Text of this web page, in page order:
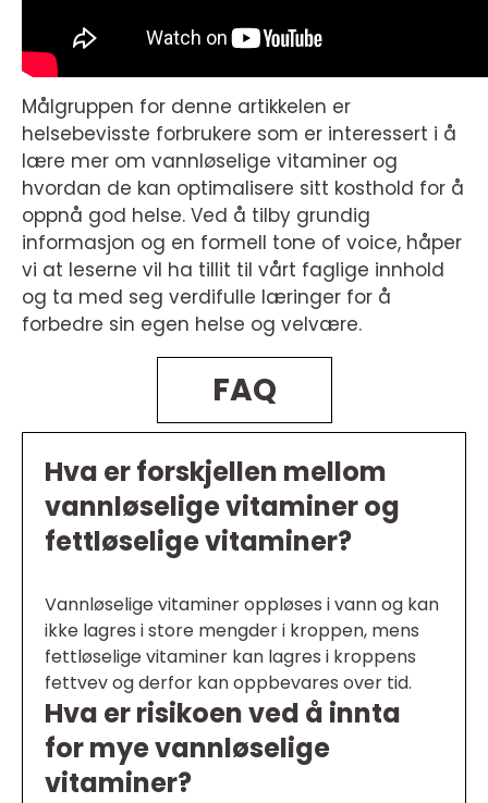
Målgruppen for denne artikkelen er
helsebevisste forbrukere som er interessert i å
lære mer om vannløselige vitaminer og
hvordan de kan optimalisere sitt kosthold for å
oppnå god helse. Ved å tilby grundig
informasjon og en formell tone of voice, håper
vi at leserne vil ha tillit til vårt faglige innhold
og ta med seg verdifulle læringer for å
forbedre sin egen helse og velvære.
FAQ
Hva er forskjellen mellom
vannløselige vitaminer og
fettløselige vitaminer?
Vannløselige vitaminer oppløses i vann og kan
ikke lagres i store mengder i kroppen, mens
fettløselige vitaminer kan lagres i kroppens
fettvev og derfor kan oppbevares over tid.
Hva er risikoen ved å innta
for mye vannløselige
vitaminer?